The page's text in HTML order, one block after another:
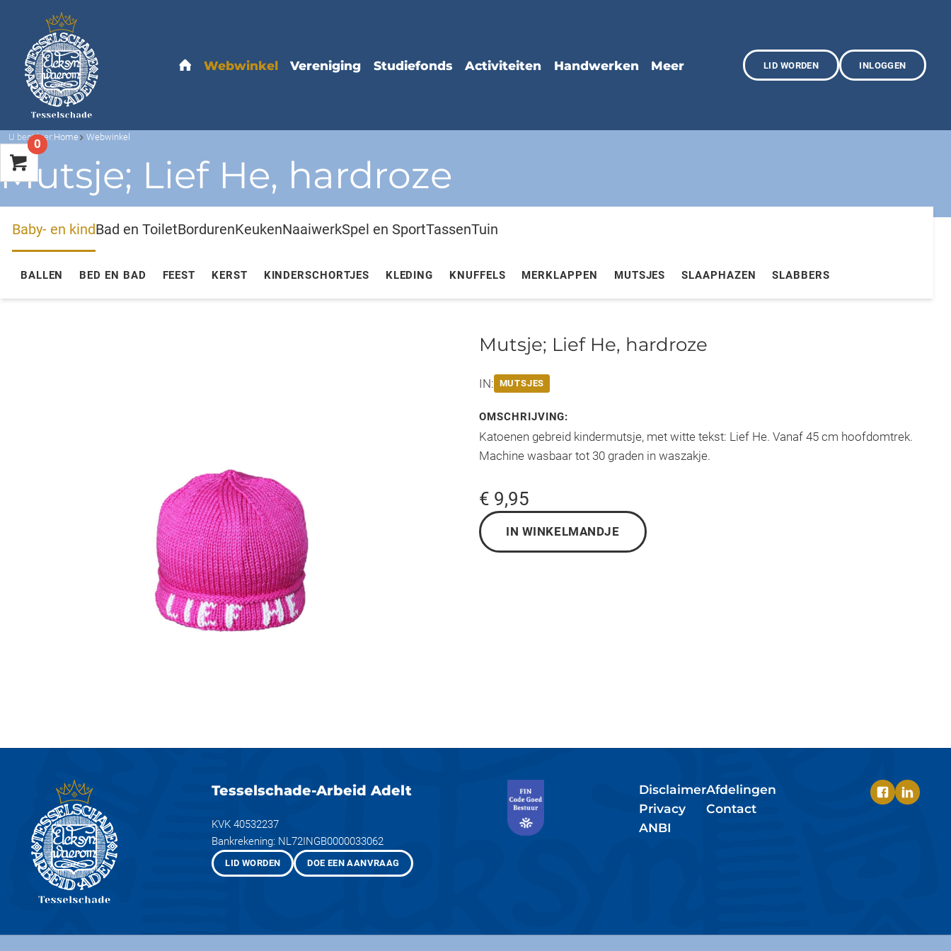
LID WORDEN INLOGGEN
U bent hier:Home Webwinkel
Mutsje; Lief He, hardroze
0
Baby- en kindBad en ToiletBordurenKeukenNaaiwerkSpel en SportTassenTuin
BALLEN BED EN BAD FEEST KERST KINDERSCHORTJES KLEDING KNUFFELS MERKLAPPEN MUTSJES SLAAPHAZEN SLABBERS
Mutsje; Lief He, hardroze
IN: MUTSJES
OMSCHRIJVING:
Katoenen gebreid kindermutsje, met witte tekst: Lief He. Vanaf 45 cm hoofdomtrek.
Machine wasbaar tot 30 graden in waszakje.
€ 9,95
Tesselschade-Arbeid Adelt
KVK 40532237
Bankrekening: NL72INGB0000033062
LID WORDEN DOE EEN AANVRAAG
Disclaimer
Privacy
ANBI
Afdelingen
Contact